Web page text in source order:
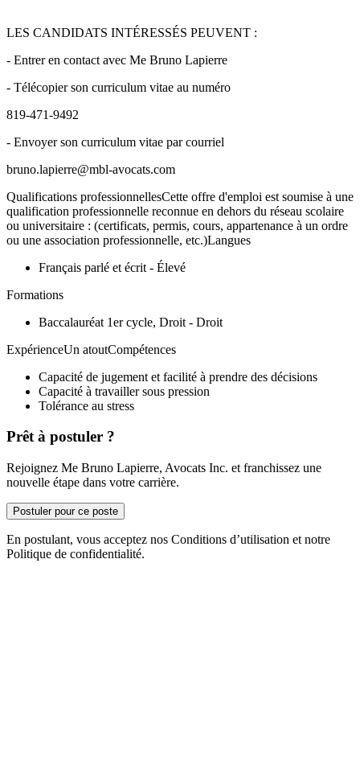
LES CANDIDATS INTÉRESSÉS PEUVENT :
- Entrer en contact avec Me Bruno Lapierre
- Télécopier son curriculum vitae au numéro
819-471-9492
- Envoyer son curriculum vitae par courriel
bruno.lapierre@mbl-avocats.com
Qualifications professionnellesCette offre d'emploi est soumise à une
qualification professionnelle reconnue en dehors du réseau scolaire
ou universitaire : (certificats, permis, cours, appartenance à un ordre
ou une association professionnelle, etc.)Langues
Français parlé et écrit - Élevé
Formations
Baccalauréat 1er cycle, Droit - Droit
ExpérienceUn atoutCompétences
Capacité de jugement et facilité à prendre des décisions
Capacité à travailler sous pression
Tolérance au stress
Prêt à postuler ?
Rejoignez Me Bruno Lapierre, Avocats Inc. et franchissez une
nouvelle étape dans votre carrière.
Postuler pour ce poste
En postulant, vous acceptez nos Conditions d’utilisation et notre
Politique de confidentialité.